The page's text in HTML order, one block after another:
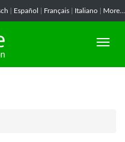
Español Français Italiano More...